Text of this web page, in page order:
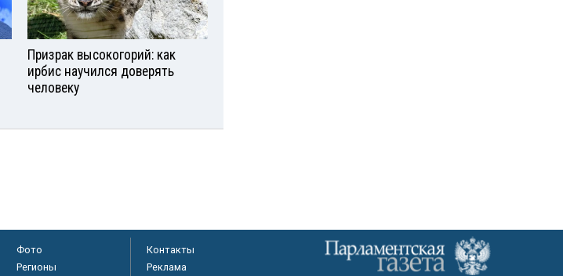
Призрак высокогорий: как
ирбис научился доверять
человеку
Фото
Регионы
Контакты
Реклама